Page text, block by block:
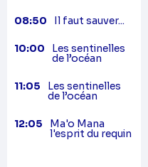
08:50 Il faut sauver...
10:00 Les sentinelles
de l’océan
11:05 Les sentinelles
de l’océan
12:05 Ma'o Mana
l'esprit du requin